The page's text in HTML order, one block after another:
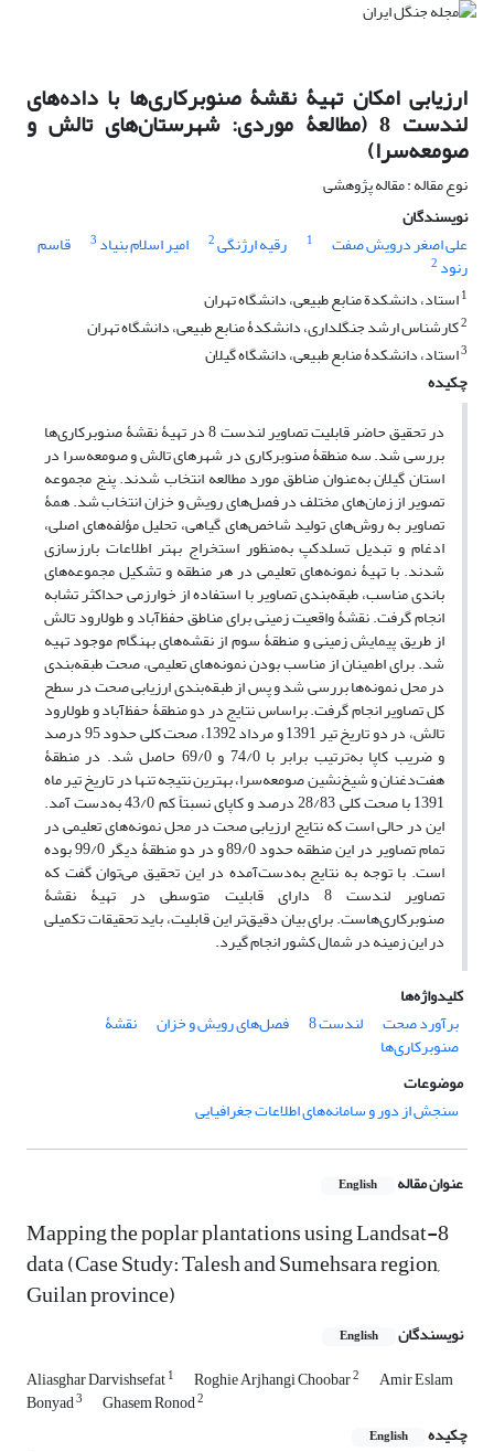
ارزیابی امکان تهیۀ نقشۀ صنوبر‌کاری‌ها با داده‌های
لندست 8 (مطالعۀ موردی: شهرستان‌های تالش و
صومعه‌سرا)
نوع مقاله : مقاله پژوهشی
نویسندگان
علی اصغر درویش صفت
1 رقیه ارژنگی2 امیر اسلام بنیاد 3 قاسم
رنود 2
1استاد، دانشکدة منابع طبیعی، دانشگاه تهران
2کارشناس ارشد جنگلداری، دانشکدۀ منابع طبیعی، دانشگاه تهران
3استاد، دانشکدۀ منابع طبیعی، دانشگاه گیلان
چکیده
در تحقیق حاضر قابلیت تصاویر لندست 8 در تهیۀ نقشۀ صنوبرکاری‌ها
بررسی شد. سه منطقۀ صنوبرکاری در شهرهای تالش و صومعه‌سرا در
استان گیلان به‌‌عنوان مناطق مورد مطالعه انتخاب شدند. پنج مجموعه
تصویر از زمان‌های مختلف در فصل‌های رویش و خزان انتخاب شد. همۀ
تصاویر به روش‌های تولید شاخص‌های گیاهی، تحلیل مؤلفه‌های اصلی،
ادغام و تبدیل تسلدکپ به‌منظور استخراج بهتر اطلاعات بارزسازی
شدند. با تهیۀ نمونه‌های تعلیمی در هر منطقه و تشکیل مجموعه‌های
باندی مناسب، طبقه‌بندی تصاویر با استفاده از خوارزمی حداکثر تشابه
انجام گرفت. نقشۀ واقعیت زمینی برای مناطق حفظ‌آباد و طولارود تالش
از طریق پیمایش زمینی و منطقۀ سوم از نقشه‌های بهنگام موجود تهیه
شد. برای اطمینان از مناسب بودن نمونه‌های تعلیمی، صحت طبقه‌بندی
در محل نمونه‌ها بررسی شد و پس از طبقه‌بندی ارزیابی صحت در سطح
کل تصاویر انجام گرفت. براساس نتایج در دو منطقۀ حفظ‌آباد و طولارود
تالش، در دو تاریخ تیر 1391 و مرداد 1392، صحت کلی حدود 95 درصد
و ضریب کاپا به‌ترتیب برابر با 74/0 و 69/0 حاصل شد. در منطقۀ
هفت‌دغنان و شیخ‌نشین صومعه‌سرا، بهترین نتیجه تنها در تاریخ‌ تیر ماه
1391 با صحت کلی 28/83 درصد و کاپای نسبتاً کم 43/0 به‌دست آمد.
این در حالی است که نتایج ارزیابی صحت در محل نمونه‌های تعلیمی در
تمام تصاویر در این منطقه حدود 89/0 و در دو منطقۀ دیگر 99/0 بوده
است. با توجه به نتایج به‌دست‌آمده در این تحقیق می‌توان گفت که
تصاویر لندست 8 دارای قابلیت متوسطی در تهیۀ نقشۀ
صنوبرکاری‌هاست. برای بیان دقیق‌تر این قابلیت، باید تحقیقات تکمیلی
در این زمینه در شمال کشور انجام گیرد.
کلیدواژه‌ها
برآورد صحت
لندست 8 فصل‌های رویش و خزان نقشۀ
صنوبرکاری‌ها
موضوعات
سنجش از دور و سامانه‌های اطلاعات جغرافیایی
عنوان مقاله English
Mapping the poplar plantations using Landsat-8
data (Case Study: Talesh and Sumehsara region,
Guilan province)
نویسندگان English
Aliasghar Darvishsefat1 Roghie Arjhangi Choobar2 Amir Eslam
Bonyad3 Ghasem Ronod2
چکیده English